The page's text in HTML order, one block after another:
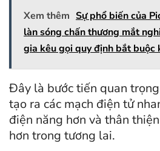
Xem thêm Sự phổ biến của
làn sóng chấn thương mắt
gia kêu gọi quy định bắt buộc
Đây là bước tiến quan
tạo ra các mạch điện tử
điện năng hơn và thân
hơn trong tương lai.